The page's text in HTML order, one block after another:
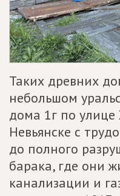
Таких древних
небольшом
дома 1г по
Невьянске с
до полного
барака, где они
канализации и